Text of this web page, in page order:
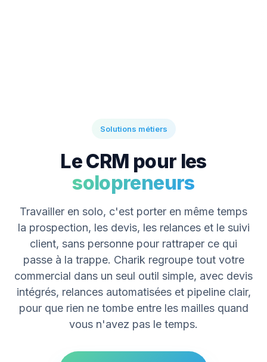
Solutions métiers
Le CRM pour les
solopreneurs
Travailler en solo, c'est porter en même temps
la prospection, les devis, les relances et le suivi
client, sans personne pour rattraper ce qui
passe à la trappe. Charik regroupe tout votre
commercial dans un seul outil simple, avec devis
intégrés, relances automatisées et pipeline clair,
pour que rien ne tombe entre les mailles quand
vous n'avez pas le temps.